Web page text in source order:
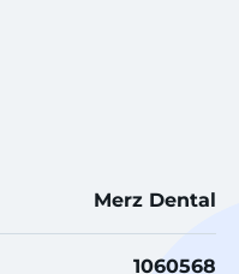
Merz Dental
1060568